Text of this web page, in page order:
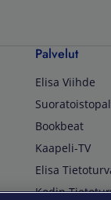
Palvelut
Elisa Viihde
Bookbeat
Kaapeli-TV
Elisa
Kodin